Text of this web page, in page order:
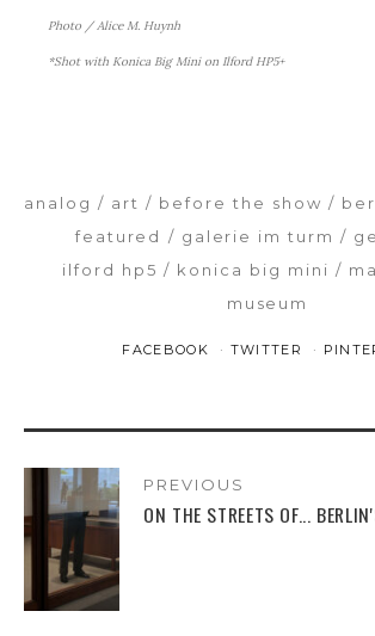
Photo / Alice M. Huynh
*Shot with Konica Big Mini on Ilford HP5+
analog art before the show
featured
galerie im turm
ilford hp5
konica big mini
museum
FACEBOOK TWITTER
PREVIOUS
ON THE STREETS OF...